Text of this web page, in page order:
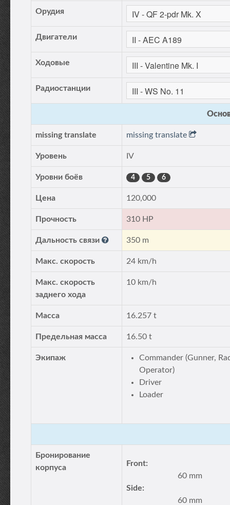
Орудия
Двигатели
Ходовые
Радиостанции
missing translate missing translate
Уровень IV
Уровни боёв 4 5 6
Цена 120,000
Прочность 310 HP
Дальность связи 350 m
Макс. скорость 24 km/h
Макс. скорость
заднего хода
10 km/h
Масса 16.257 t
Предельная масса 16.50 t
Экипаж
Commander (Gunner,
Operator)
Driver
Loader
Бронирование
корпуса
Front:
60 mm
Side:
60 mm